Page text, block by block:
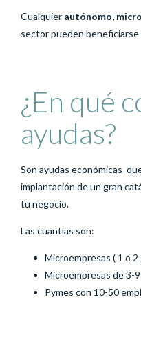
Cualquier autónomo,
sector pueden beneficiarse
¿En qué
ayudas?
Son ayudas económicas
implantación de un gran
tu negocio.
Las cuantías son:
Microempresas ( 1 o
Microempresas de 3-
Pymes con 10-50